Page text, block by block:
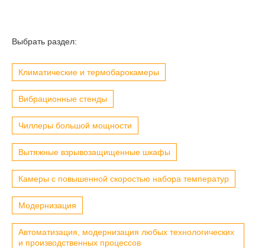
Выбрать раздел:
Климатические и термобарокамеры
Вибрационные стенды
Чиллеры большой мощности
Вытяжные взрывозащищенные шкафы
Камеры с повышенной скоростью набора температур
Модернизация
Автоматизация, модернизация любых технологических
и производственных процессов